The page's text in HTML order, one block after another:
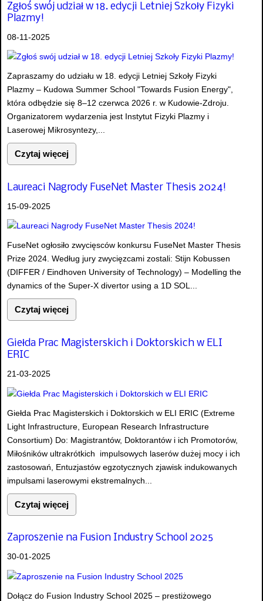
Zgłoś swój udział w 18. edycji Letniej Szkoły Fizyki
Plazmy!
08-11-2025
Zapraszamy do udziału w 18. edycji Letniej Szkoły Fizyki
Plazmy – Kudowa Summer School "Towards Fusion Energy",
która odbędzie się 8–12 czerwca 2026 r. w Kudowie-Zdroju.
Organizatorem wydarzenia jest Instytut Fizyki Plazmy i
Laserowej Mikrosyntezy,...
Czytaj więcej
Laureaci Nagrody FuseNet Master Thesis 2024!
15-09-2025
FuseNet ogłosiło zwycięsców konkursu FuseNet Master Thesis
Prize 2024. Według jury zwycięzcami zostali: Stijn Kobussen
(DIFFER / Eindhoven University of Technology) – Modelling the
dynamics of the Super-X divertor using a 1D SOL...
Czytaj więcej
Giełda Prac Magisterskich i Doktorskich w ELI
ERIC
21-03-2025
Giełda Prac Magisterskich i Doktorskich w ELI ERIC (Extreme
Light Infrastructure, European Research Infrastructure
Consortium) Do: Magistrantów, Doktorantów i ich Promotorów,
Miłośników ultrakrótkich impulsowych laserów dużej mocy i ich
zastosowań, Entuzjastów egzotycznych zjawisk indukowanych
impulsami laserowymi ekstremalnych...
Czytaj więcej
Zaproszenie na Fusion Industry School 2025
30-01-2025
Dołącz do Fusion Industry School 2025 – prestiżowego